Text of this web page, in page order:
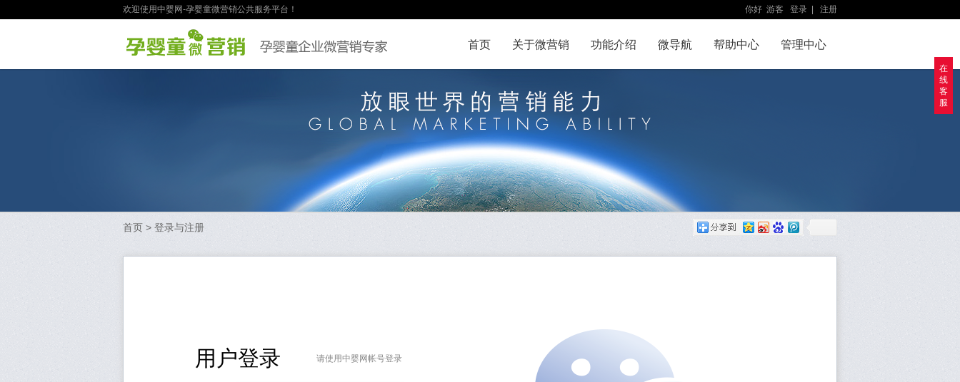
欢迎使用中婴网-孕婴童微营销公共服务平台！ 你好 游客 登录 注册
首页 关于微营销 功能介绍 微导航 帮助中心 管理中心
首页 > 登录与注册
用户登录 请使用中婴网帐号登录
在
线
客
服